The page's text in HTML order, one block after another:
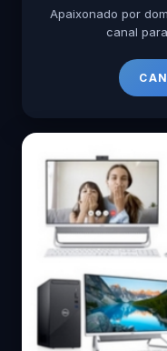
Apaixonado por
canal